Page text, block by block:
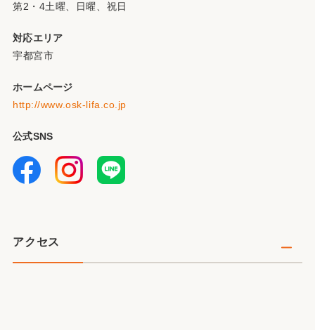
第2・4土曜、日曜、祝日
対応エリア
宇都宮市
ホームページ
http://www.osk-lifa.co.jp
公式SNS
アクセス